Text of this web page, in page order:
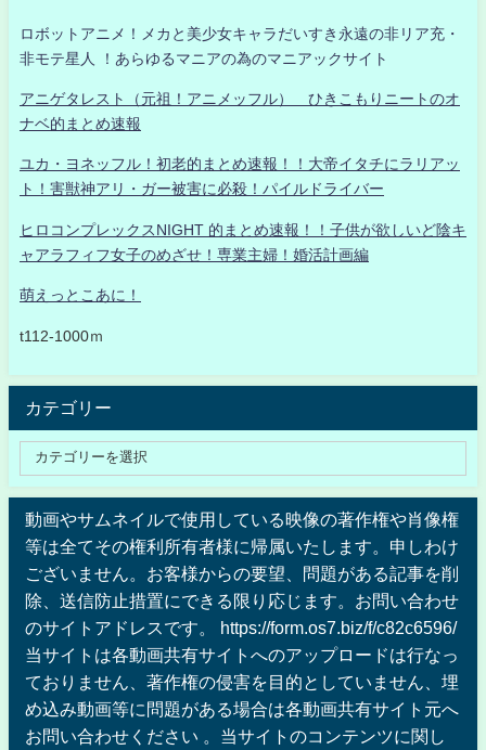
ロボットアニメ！メカと美少女キャラだいすき永遠の非リア充・
非モテ星人 ！あらゆるマニアの為のマニアックサイト
アニゲタレスト（元祖！アニメッフル） ひきこもりニートのオ
ナベ的まとめ速報
ユカ・ヨネッフル！初老的まとめ速報！！大帝イタチにラリアッ
ト！害獣神アリ・ガー被害に必殺！パイルドライバー
ヒロコンプレックスNIGHT 的まとめ速報！！子供が欲しいど陰キ
ャアラフィフ女子のめざせ！専業主婦！婚活計画編
萌えっとこあに！
t112-1000ｍ
カテゴリー
動画やサムネイルで使用している映像の著作権や肖像権
等は全てその権利所有者様に帰属いたします。申しわけ
ございません。お客様からの要望、問題がある記事を削
除、送信防止措置にできる限り応じます。お問い合わせ
のサイトアドレスです。 https://form.os7.biz/f/c82c6596/
当サイトは各動画共有サイトへのアップロードは行なっ
ておりません、著作権の侵害を目的としていません、埋
め込み動画等に問題がある場合は各動画共有サイト元へ
お問い合わせください 。当サイトのコンテンツに関し